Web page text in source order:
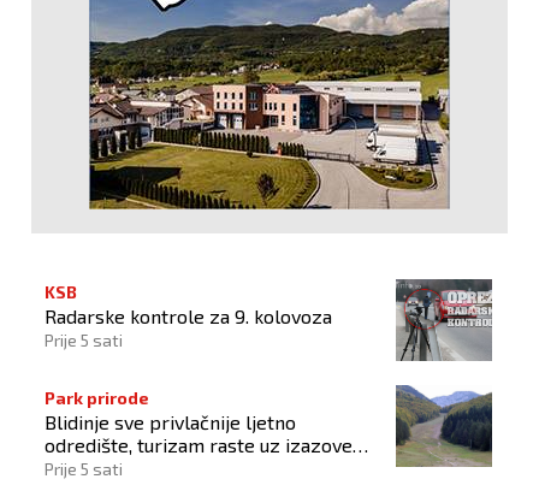
KSB
Radarske kontrole za 9. kolovoza
Prije 5 sati
Park prirode
Blidinje sve privlačnije ljetno
odredište, turizam raste uz izazove
očuvanja prirode
Prije 5 sati